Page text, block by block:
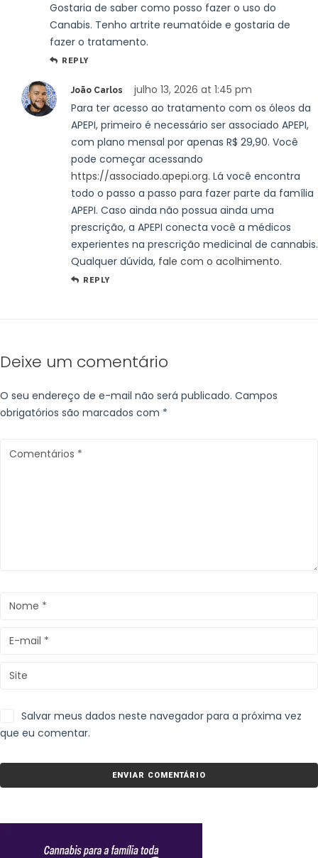
Gostaria de saber como posso fazer o uso do
Canabis. Tenho artrite reumatóide e gostaria de
fazer o tratamento.
REPLY
João Carlos
julho 13, 2026 at 1:45 pm
Para ter acesso ao tratamento com os óleos da
APEPI, primeiro é necessário ser associado APEPI,
com plano mensal por apenas R$ 29,90. Você
pode começar acessando
https://associado.apepi.org. Lá você encontra
todo o passo a passo para fazer parte da família
APEPI. Caso ainda não possua ainda uma
prescrição, a APEPI conecta você a médicos
experientes na prescrição medicinal de cannabis.
Qualquer dúvida, fale com o acolhimento.
REPLY
Deixe um comentário
O seu endereço de e-mail não será publicado. Campos
obrigatórios são marcados com *
Salvar meus dados neste navegador para a próxima vez
que eu comentar.